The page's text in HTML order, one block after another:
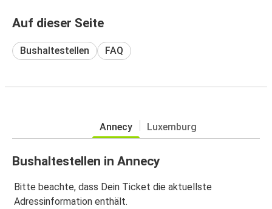
Auf dieser Seite
Bushaltestellen FAQ
Annecy Luxemburg
Bushaltestellen in Annecy
Bitte beachte, dass Dein Ticket die aktuellste
Adressinformation enthält.